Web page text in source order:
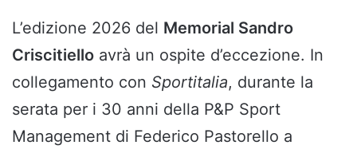
L’edizione 2026 del Memorial Sandro
Criscitiello avrà un ospite d’eccezione. In
collegamento con Sportitalia, durante la
serata per i 30 anni della P&P Sport
Management di Federico Pastorello a